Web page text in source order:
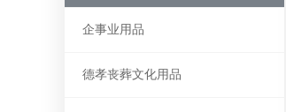
企事业用品
德孝丧葬文化用品